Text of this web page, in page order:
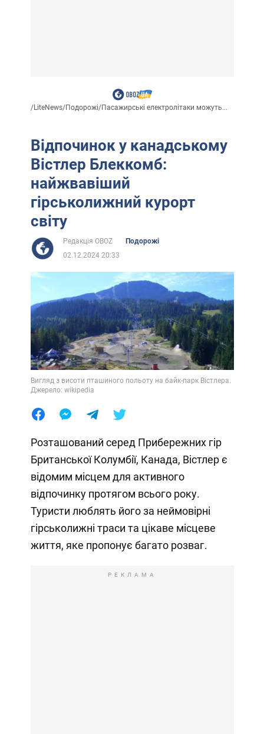
/LiteNews/Подорожі/Пасажирські електролітаки можуть...
Відпочинок у канадському
Вістлер Блеккомб:
найжвавіший
гірськолижний курорт
світу
Редакція OBOZ
Подорожі
02.12.2024 20:33
Вигляд з висоти пташиного польоту на байк-парк Вістлера.
Джерело: wikipedia
Розташований серед Прибережних гір
Британської Колумбії, Канада, Вістлер є
відомим місцем для активного
відпочинку протягом всього року.
Туристи люблять його за неймовірні
гірськолижні траси та цікаве місцеве
життя, яке пропонує багато розваг.
РЕКЛАМА